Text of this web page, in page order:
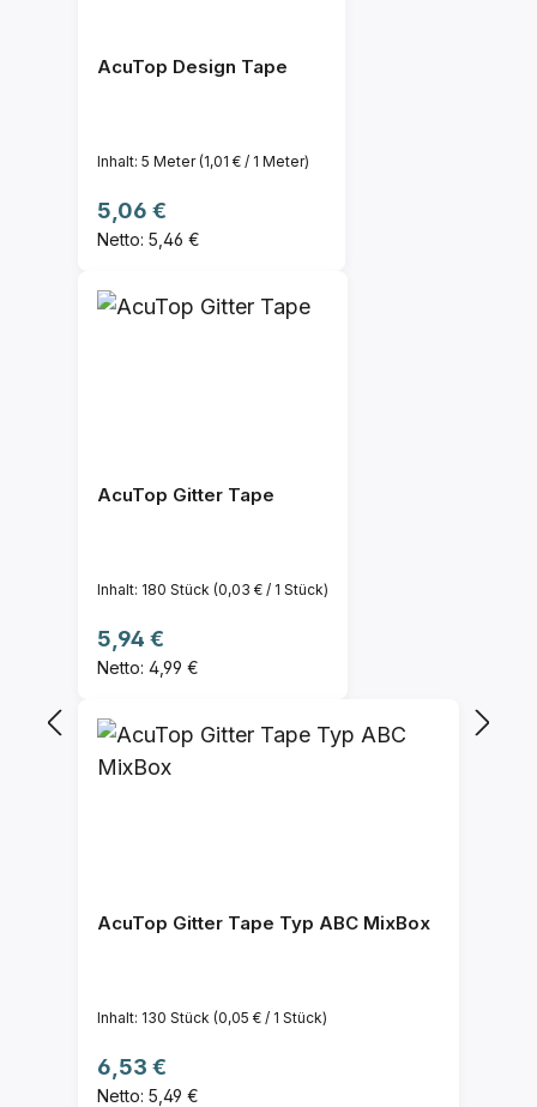
AcuTop Design Tape
Inhalt: 5 Meter(1,01 € / 1 Meter)
Regulärer Preis:
5,06 €
Netto: 5,46 €
AcuTop Gitter Tape
Inhalt: 180 Stück (0,03 € / 1 Stück)
Regulärer Preis:
5,94 €
Netto: 4,99 €
AcuTop Gitter Tape Typ ABC MixBox
Inhalt: 130 Stück (0,05 € / 1 Stück)
Regulärer Preis:
6,53 €
Netto: 5,49 €